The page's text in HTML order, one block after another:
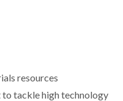
resources
tackle high technology